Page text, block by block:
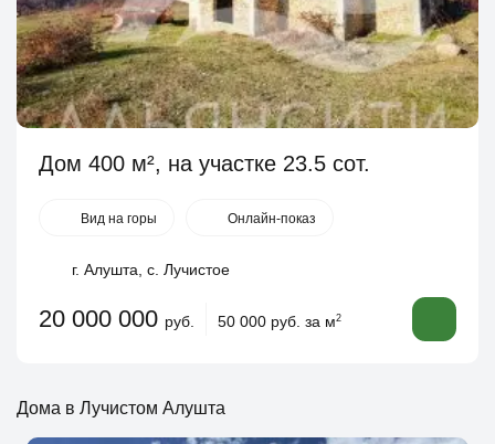
Дом 400 м², на участке 23.5 сот.
Вид на горы Онлайн-показ
г. Алушта, с. Лучистое
20 000 000 руб. 50 000 руб. за м2
Дома в Лучистом Алушта